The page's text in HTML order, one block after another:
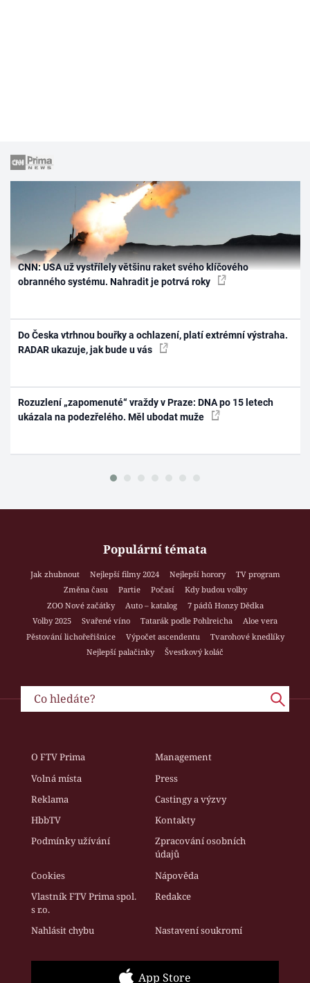
CNN: USA už vystřílely většinu raket svého klíčového
obranného systému. Nahradit je potrvá roky
Do Česka vtrhnou bouřky a ochlazení, platí extrémní výstraha.
RADAR ukazuje, jak bude u vás
Rozuzlení „zapomenuté“ vraždy v Praze: DNA po 15 letech
ukázala na podezřelého. Měl ubodat muže
Populární témata
Jak zhubnout Nejlepší filmy 2024 Nejlepší horory
TV program
Změna času
Partie Počasí
Kdy budou volby
ZOO Nové začátky
Auto – katalog
7 pádů Honzy Dědka
Volby 2025
Svařené víno Tatarák podle Pohlreicha
Aloe vera
Pěstování lichořeřišnice
Výpočet ascendentu
Tvarohové knedlíky
Nejlepší palačinky
Švestkový koláč
O FTV Prima
Management
Volná místa
Press
Reklama
Castingy a výzvy
HbbTV
Kontakty
Podmínky užívání
Zpracování osobních
údajů
Cookies
Nápověda
Vlastník FTV Prima spol.
s r.o.
Redakce
Nahlásit chybu Nastavení soukromí
App Store